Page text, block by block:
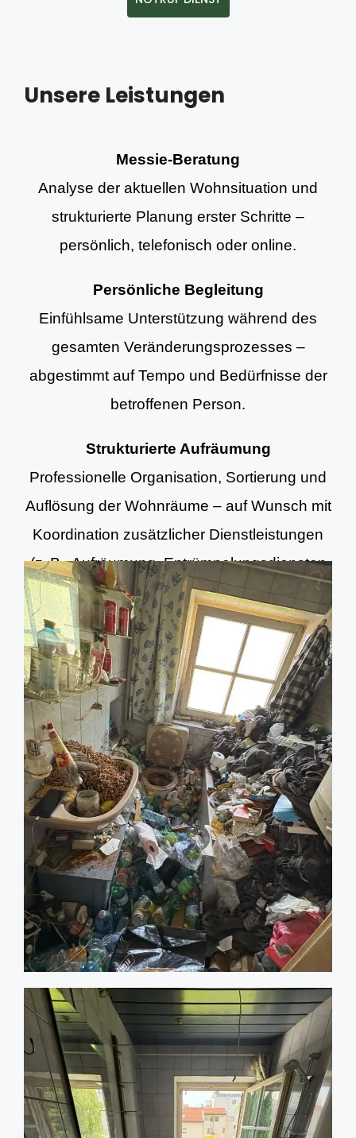
Unsere Leistungen
Messie-Beratung
Analyse der aktuellen Wohnsituation und
strukturierte Planung erster Schritte –
persönlich, telefonisch oder online.
Persönliche Begleitung
Einfühlsame Unterstützung während des
gesamten Veränderungsprozesses –
abgestimmt auf Tempo und Bedürfnisse der
betroffenen Person.
Strukturierte Aufräumung
Professionelle Organisation, Sortierung und
Auflösung der Wohnräume – auf Wunsch mit
Koordination zusätzlicher Dienstleistungen
(z. B. Aufräumung, Entrümpelungsdiensten
und Grundreinigung).